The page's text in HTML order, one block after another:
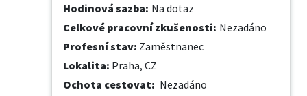
Hodinová sazba: Na dotaz
Celkové pracovní zkušenosti: Nezadáno
Profesní stav: Zaměstnanec
Lokalita: Praha, CZ
Ochota cestovat: Nezadáno